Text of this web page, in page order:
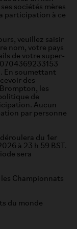
sociétés mères
participation à ce
veuillez saisir
nom, votre pays
de votre super-
En soumettant
des
les
de
Aucun
par personne
du 1er
à 23 h 59 BST.
sera
Championnats
du monde